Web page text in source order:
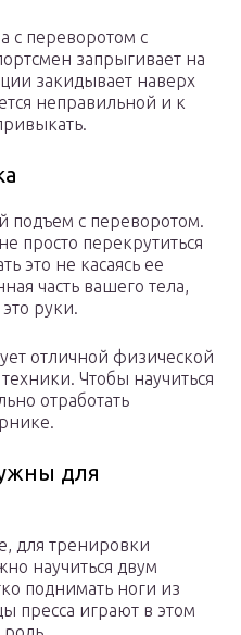
с переворотом с
запрыгивает на
закидывает наверх
неправильной и к
подъем с переворотом.
просто перекрутиться
это не касаясь ее
часть вашего тела,
руки.
отличной физической
Чтобы научиться
отработать
для
для тренировки
научиться двум
поднимать ноги из
пресса играют в этом